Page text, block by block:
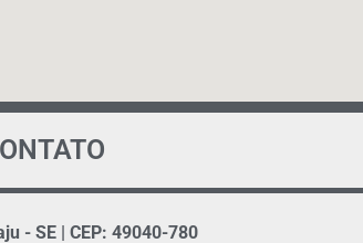
- SE | CEP: 49040-780